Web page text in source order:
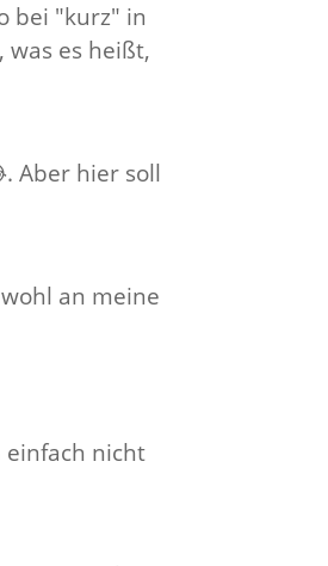
bei "kurz" in
was es heißt,
Aber hier soll
an meine
einfach nicht